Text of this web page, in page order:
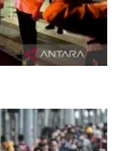
balik di Terminal